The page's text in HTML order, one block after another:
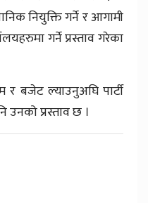
नियुक्ति गर्ने र आगामी
गर्ने प्रस्ताव गरेका
र बजेट ल्याउनुअघि पार्टी
उनको प्रस्ताव छ ।